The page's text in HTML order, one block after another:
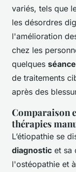
variés, tels que
les désordres
l'amélioration
chez les
quelques
de traitements
après des
Comparaison
thérapies
L’étiopathie se
diagnostic et sa
l'ostéopathie et